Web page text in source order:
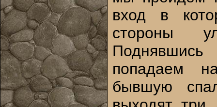
вход в
стороны
попадаем
бывшую